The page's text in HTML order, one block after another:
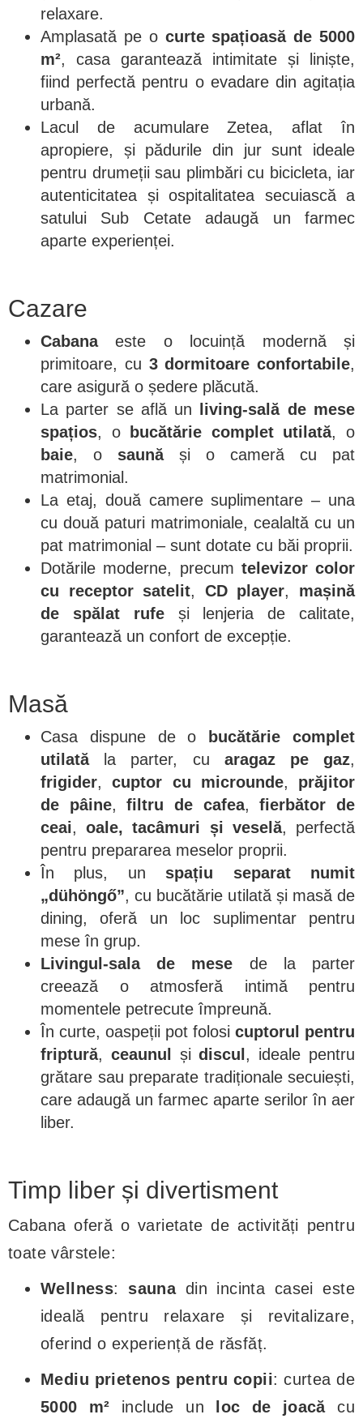
relaxare.
Amplasată pe o curte spațioasă de 5000
m², casa garantează intimitate și liniște,
fiind perfectă pentru o evadare din agitația
urbană.
Lacul de acumulare Zetea, aflat în
apropiere, și pădurile din jur sunt ideale
pentru drumeții sau plimbări cu bicicleta, iar
autenticitatea și ospitalitatea secuiască a
satului Sub Cetate adaugă un farmec
aparte experienței.
Cazare
Cabanaeste o locuință modernă și
primitoare, cu 3 dormitoare confortabile,
care asigură o ședere plăcută.
La parter se află un
living-sală de mese
spațios, o bucătărie complet utilată, o
baie, o saunăși o cameră cu pat
matrimonial.
La etaj, două camere suplimentare – una
cu două paturi matrimoniale, cealaltă cu un
pat matrimonial – sunt dotate cu băi proprii.
Dotările moderne, precum televizor color
cu receptor satelit, CD player, mașină
de spălat rufeși lenjeria de calitate,
garantează un confort de excepție.
Masă
Casa dispune de o
bucătărie complet
utilatăla parter, cu aragaz pe gaz,
frigider,cuptor cu microunde, prăjitor
de pâine,filtru de cafea,fierbător de
ceai,oale, tacâmuri și veselă, perfectă
pentru prepararea meselor proprii.
În plus, un spațiu separat numit
„dühöngő”, cu bucătărie utilată și masă de
dining, oferă un loc suplimentar pentru
mese în grup.
Livingul-sala de mese de la parter
creează o atmosferă intimă pentru
momentele petrecute împreună.
În curte, oaspeții pot folosi cuptorul pentru
friptură, ceaunul șidiscul , ideale pentru
grătare sau preparate tradiționale secuiești,
care adaugă un farmec aparte serilor în aer
liber.
Timp liber și divertisment
Cabana oferă o varietate de activități pentru
toate vârstele:
Wellness: saunadin incinta casei este
ideală pentru relaxare și revitalizare,
oferind o experiență de răsfăț.
Mediu prietenos pentru copii: curtea de
5000 m² include un loc de joacăcu